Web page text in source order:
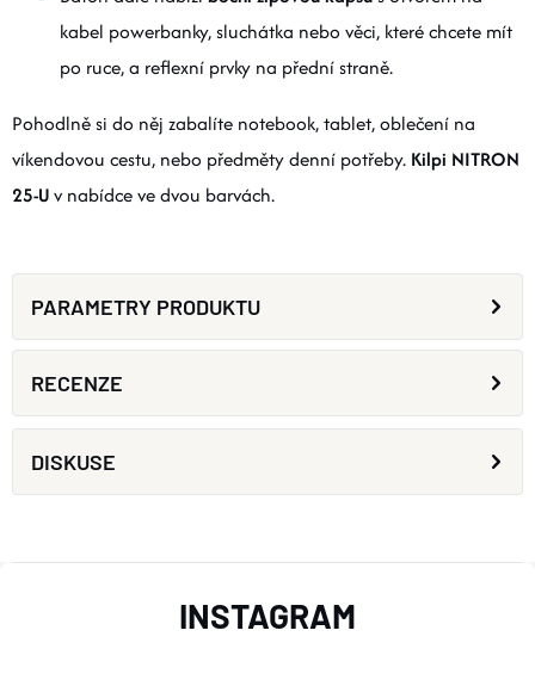
kabel powerbanky, sluchátka nebo věci, které chcete mít
po ruce, a reflexní prvky na přední straně.
Pohodlně si do něj zabalíte notebook, tablet, oblečení na
víkendovou cestu, nebo předměty denní potřeby. Kilpi NITRON
25-Uv nabídce ve dvou barvách.
PARAMETRY PRODUKTU
RECENZE
DISKUSE
INSTAGRAM